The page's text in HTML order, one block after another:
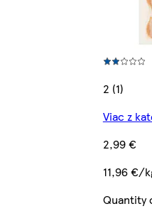
2 (1)
Viac z
2,99 €
11,96 €/
Quantity